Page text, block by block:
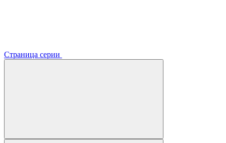
Страница серии